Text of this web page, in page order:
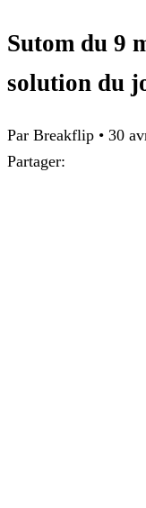
Sutom du 9
solution du
Par Breakflip • 30
Partager: